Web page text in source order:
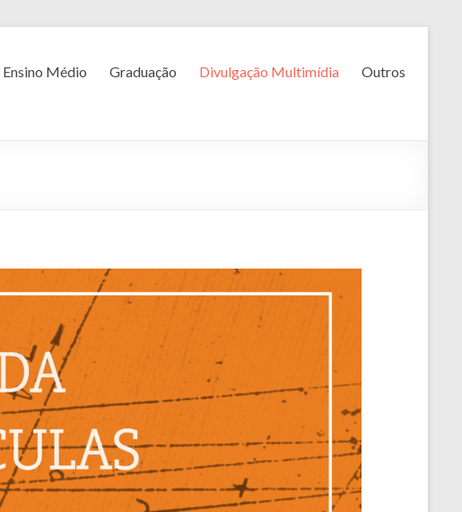
Ensino Médio Graduação Divulgação Multimídia Outros